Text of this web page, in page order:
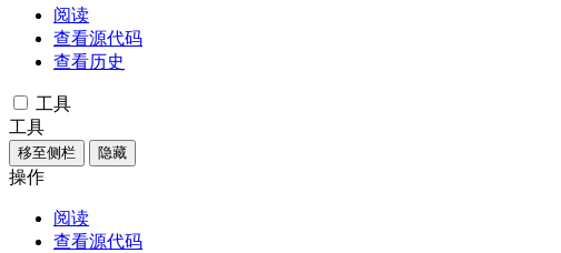
阅读
查看源代码
查看历史
工具
工具
移至侧栏 隐藏
操作
阅读
查看源代码